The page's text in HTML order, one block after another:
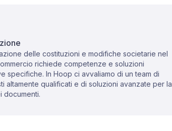
delle costituzioni e modifiche societarie nel
richiede competenze e soluzioni
specifiche. In Hoop ci avvaliamo di un team di
altamente qualificati e di soluzioni avanzate per la
documenti.